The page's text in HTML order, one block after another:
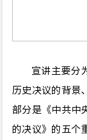
宣讲主要分
历史决议的背景
部分是《中共中
的决议》的五个